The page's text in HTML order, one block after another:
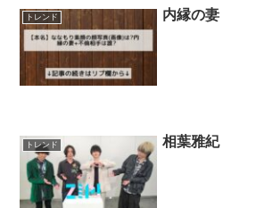
トレンド 内縁の妻
トレンド 相葉雅紀